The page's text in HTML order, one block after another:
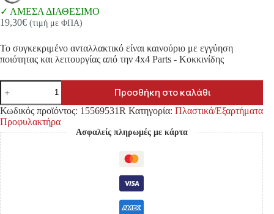
ΑΜΕΣΑ ΔΙΑΘΕΣΙΜΟ
19,30€ (τιμή με ΦΠΑ)
Το συγκεκριμένο ανταλλακτικό είναι καινούριο με εγγύηση
ποιότητας και λειτουργίας από την 4x4 Parts - Κοκκινίδης
ΑΚΡΟ
ΠΡΟΦΥΛΑΚΤΗΡΑ
NISSAN
D21
'92-
'97
ΕΜΠΡΟΣ
ΔΕΞΙΑ
ποσότητα
Προσθήκη στο καλάθι
Κωδικός προϊόντος: 15569531R Κατηγορία: Πλαστικά/Εξαρτήματα
Προφυλακτήρα
Ασφαλείς πληρωμές με κάρτα